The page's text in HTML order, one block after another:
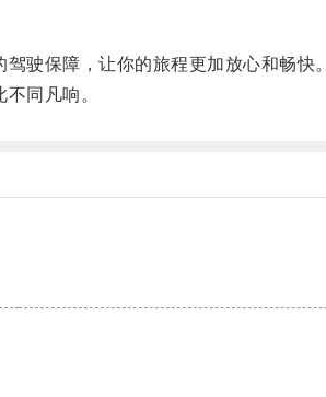
驶保障，让你的旅程更加放心和畅快。
同凡响。